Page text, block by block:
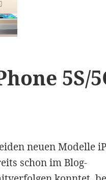
5S/
neuen Modelle
schon im Blog-